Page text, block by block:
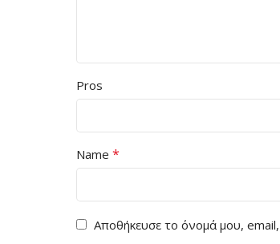
Pros
Name *
Αποθήκευσε το όνομά μου,